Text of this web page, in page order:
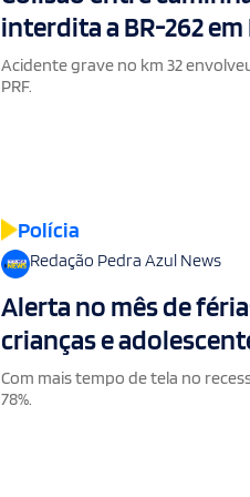
interdita a BR-262
Acidente grave no km 32
PRF.
Polícia
Redação Pedra Azul News
Alerta no mês de
crianças e
Com mais tempo de tela no
78%.